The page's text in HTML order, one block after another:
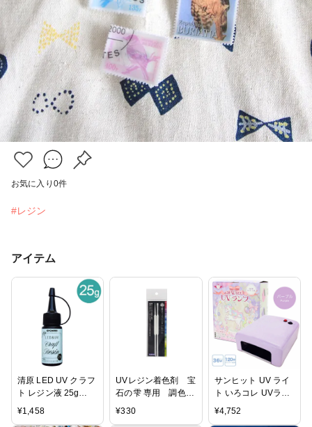
お気に入り 0件
#レジン
アイテム
清原 LED UV クラフ
ト レジン液 25g
LEDR25
¥1,458
UVレジン着色剤 宝
石の雫 専用 調色ス
ティック
¥330
サンヒット UV ライ
ト いろコレ UVラン
プ パープル | レジン
UVライト UVレジン
¥4,752